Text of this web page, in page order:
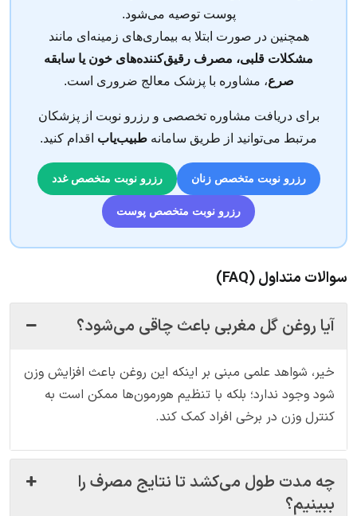
پوست توصیه می‌شود.
همچنین در صورت ابتلا به بیماری‌های زمینه‌ای مانند
مشکلات قلبی، مصرف رقیق‌کننده‌های خون یا سابقه
صرع، مشاوره با پزشک معالج ضروری است.
برای دریافت مشاوره تخصصی و رزرو نوبت از پزشکان
مرتبط می‌توانید از طریق سامانه طبیب‌یاب اقدام کنید.
رزرو نوبت متخصص زنان رزرو نوبت متخصص غدد
رزرو نوبت متخصص پوست
سوالات متداول (FAQ)
آیا روغن گل مغربی باعث چاقی می‌شود؟
خیر، شواهد علمی مبنی بر اینکه این روغن باعث افزایش وزن
شود وجود ندارد؛ بلکه با تنظیم هورمون‌ها ممکن است به
کنترل وزن در برخی افراد کمک کند.
چه مدت طول می‌کشد تا نتایج مصرف را
ببینیم؟